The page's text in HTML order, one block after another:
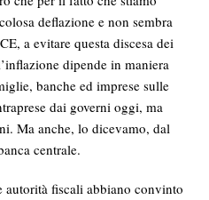
deflazione e non sembra
a evitare questa discesa dei
dipende in maniera
banche ed imprese sulle
dai governi oggi, ma
Ma anche, lo dicevamo, dal
centrale.
autorità fiscali abbiano convinto